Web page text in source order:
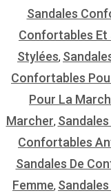
Sandales
Confortables Et
Stylées,
Confortables
Pour La
Marcher,
Confortables
Sandales De
Femme,